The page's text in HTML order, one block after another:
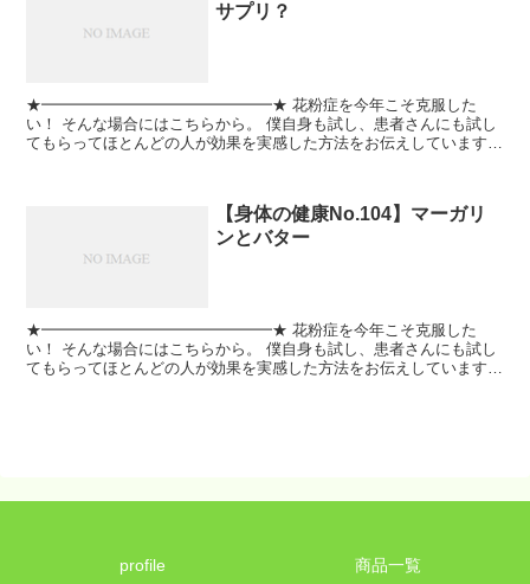
サプリ？
★━━━━━━━━━━━━━━━★ 花粉症を今年こそ克服した
い！ そんな場合にはこちらから。 僕自身も試し、患者さんにも試し
てもらってほとんどの人が効果を実感した方法をお伝えしています。
【身体の健康No.104】マーガリ
ンとバター
★━━━━━━━━━━━━━━━★ 花粉症を今年こそ克服した
い！ そんな場合にはこちらから。 僕自身も試し、患者さんにも試し
てもらってほとんどの人が効果を実感した方法をお伝えしています。
profile 商品一覧